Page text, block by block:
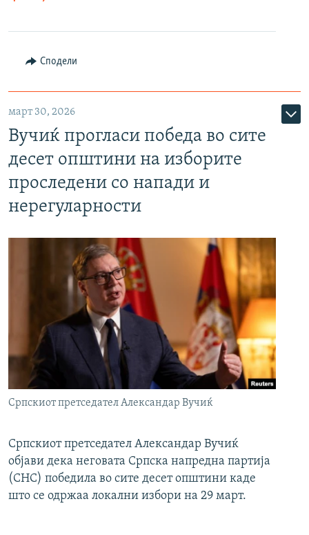
Сподели
март 30, 2026
Вучиќ прогласи победа во сите
десет општини на изборите
проследени со напади и
нерегуларности
Српскиот претседател Александар Вучиќ
Српскиот претседател Александар Вучиќ
објави дека неговата Српска напредна партија
(СНС) победила во сите десет општини каде
што се одржаа локални избори на 29 март.